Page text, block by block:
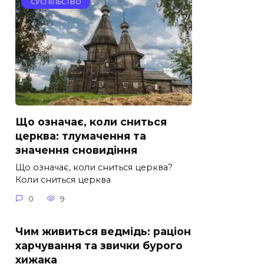
СУСПІЛЬСТВО
Що означає, коли сниться
церква: тлумачення та
значення сновидіння
Що означає, коли сниться церква?
Коли сниться церква
0 9
Чим живиться ведмідь: раціон
харчування та звички бурого
хижака